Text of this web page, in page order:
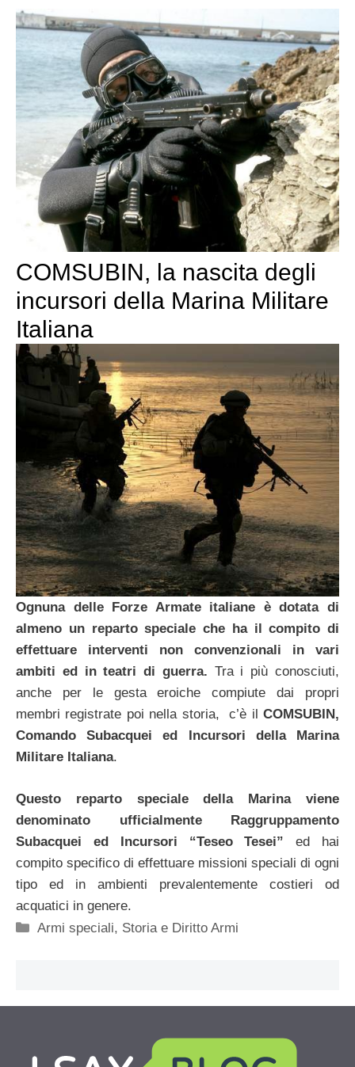
COMSUBIN, la nascita degli
incursori della Marina Militare
Italiana
Ognuna delle Forze Armate italiane è dotata di
almeno un reparto speciale che ha il compito di
effettuare interventi non convenzionali in vari
ambiti ed in teatri di guerra. Tra i più conosciuti,
anche per le gesta eroiche compiute dai propri
membri registrate poi nella storia, c’è il COMSUBIN,
Comando Subacquei ed Incursori della Marina
Militare Italiana.
Questo reparto speciale della Marina viene
denominato ufficialmente Raggruppamento
Subacquei ed Incursori “Teseo Tesei” ed hai
compito specifico di effettuare missioni speciali di ogni
tipo ed in ambienti prevalentemente costieri od
acquatici in genere.
Categorie
Armi speciali, Storia e Diritto Armi